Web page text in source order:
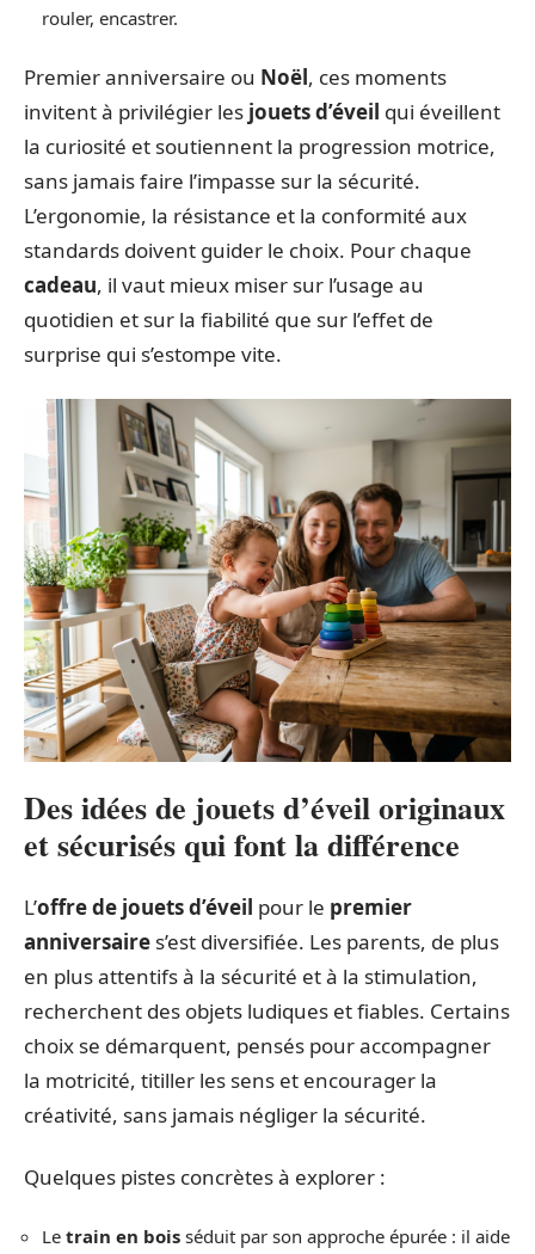
rouler, encastrer.
Premier anniversaire ou Noël, ces moments
invitent à privilégier les jouets d’éveil qui éveillent
la curiosité et soutiennent la progression motrice,
sans jamais faire l’impasse sur la sécurité.
L’ergonomie, la résistance et la conformité aux
standards doivent guider le choix. Pour chaque
cadeau, il vaut mieux miser sur l’usage au
quotidien et sur la fiabilité que sur l’effet de
surprise qui s’estompe vite.
Des idées de jouets d’éveil originaux
et sécurisés qui font la différence
L’offre de jouets d’éveil pour le premier
anniversaire s’est diversifiée. Les parents, de plus
en plus attentifs à la sécurité et à la stimulation,
recherchent des objets ludiques et fiables. Certains
choix se démarquent, pensés pour accompagner
la motricité, titiller les sens et encourager la
créativité, sans jamais négliger la sécurité.
Quelques pistes concrètes à explorer :
Le train en bois séduit par son approche épurée : il aide